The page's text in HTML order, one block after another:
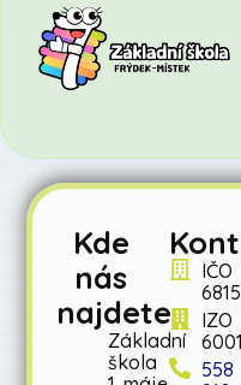
Kde
nás
najdete
Základní
škola
IČO
IZO
558